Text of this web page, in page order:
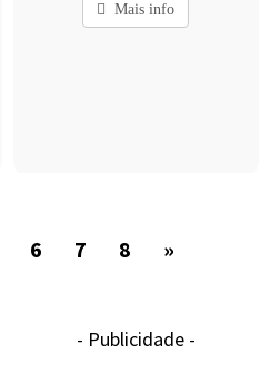
Mais info
6 7 8 »
- Publicidade -